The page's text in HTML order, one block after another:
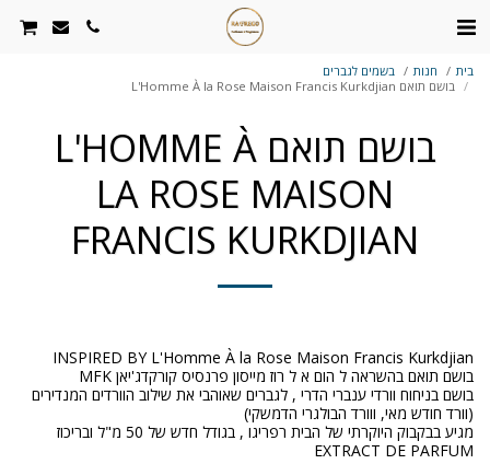
בית חנות
בשמים לגברים
בושם תואם L'Homme À la Rose Maison Francis Kurkdjian
בושם תואם L'HOMME À
LA ROSE MAISON
FRANCIS KURKDJIAN
בושם בניחוח וורדי ענברי הדרי , לגברים שאוהבי את שילוב הוורדים המנדירים
מגיע בבקבוק היוקרתי של הבית רפריגו , בגודל חדש של 50 מ"ל ובריכוז
EXTRACT DE PARFUM